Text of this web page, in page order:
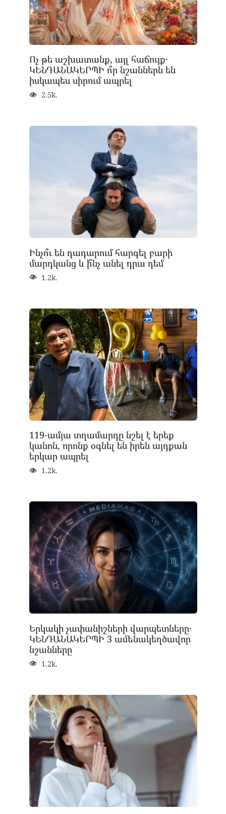
Ոչ թե աշխատանք, այլ հաճույք․
ԿԵՆԴԱՆԱԿԵՐՊԻ ո՞ր նշաններն են
իսկապես սիրում ապրել
2.5k.
Ինչո՞ւ են դադարում հարգել բարի
մարդկանց և ի՞նչ անել դրա դեմ
1.2k.
119-ամյա տղամարդը նշել է երեք
կանոն, որոնք օգնել են իրեն այդքան
երկար ապրել
1.2k.
Երկակի չափանիշների վարպետները․
ԿԵՆԴԱՆԱԿԵՐՊԻ 3 ամենակեղծավոր
նշանները
1.2k.